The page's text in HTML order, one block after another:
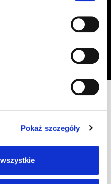
Pokaż szczegóły
Zapisz się
w celu przesyłania mi informacji o